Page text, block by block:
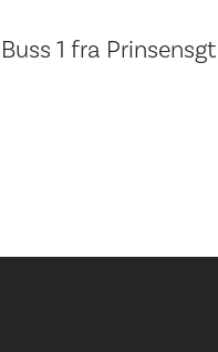
Buss 1 fra